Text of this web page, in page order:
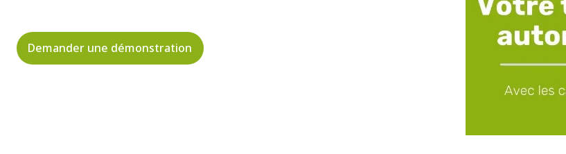
Demander une démonstration